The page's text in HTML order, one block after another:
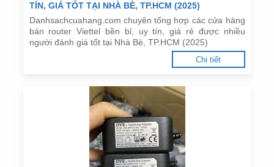
TÍN, GIÁ TỐT TẠI NHÀ BÈ, TP.HCM (2025)
Danhsachcuahang.com chuyên tổng hợp các cửa hàng
bán router Viettel bền bỉ, uy tín, giá rẻ được nhiều
người đánh giá tốt tại Nhà Bè, TP.HCM (2025)
Chi tiết